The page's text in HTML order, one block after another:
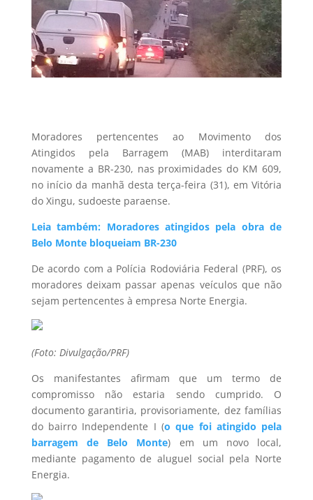
Moradores pertencentes ao Movimento dos
Atingidos pela Barragem (MAB) interditaram
novamente a BR-230, nas proximidades do KM 609,
no início da manhã desta terça-feira (31), em Vitória
do Xingu, sudoeste paraense.
Leia também: Moradores atingidos pela obra de
Belo Monte bloqueiam BR-230
De acordo com a Polícia Rodoviária Federal (PRF), os
moradores deixam passar apenas veículos que não
sejam pertencentes à empresa Norte Energia.
(Foto: Divulgação/PRF)
Os manifestantes afirmam que um termo de
compromisso não estaria sendo cumprido. O
documento garantiria, provisoriamente, dez famílias
do bairro Independente I (o que foi atingido pela
barragem de Belo Monte) em um novo local,
mediante pagamento de aluguel social pela Norte
Energia.